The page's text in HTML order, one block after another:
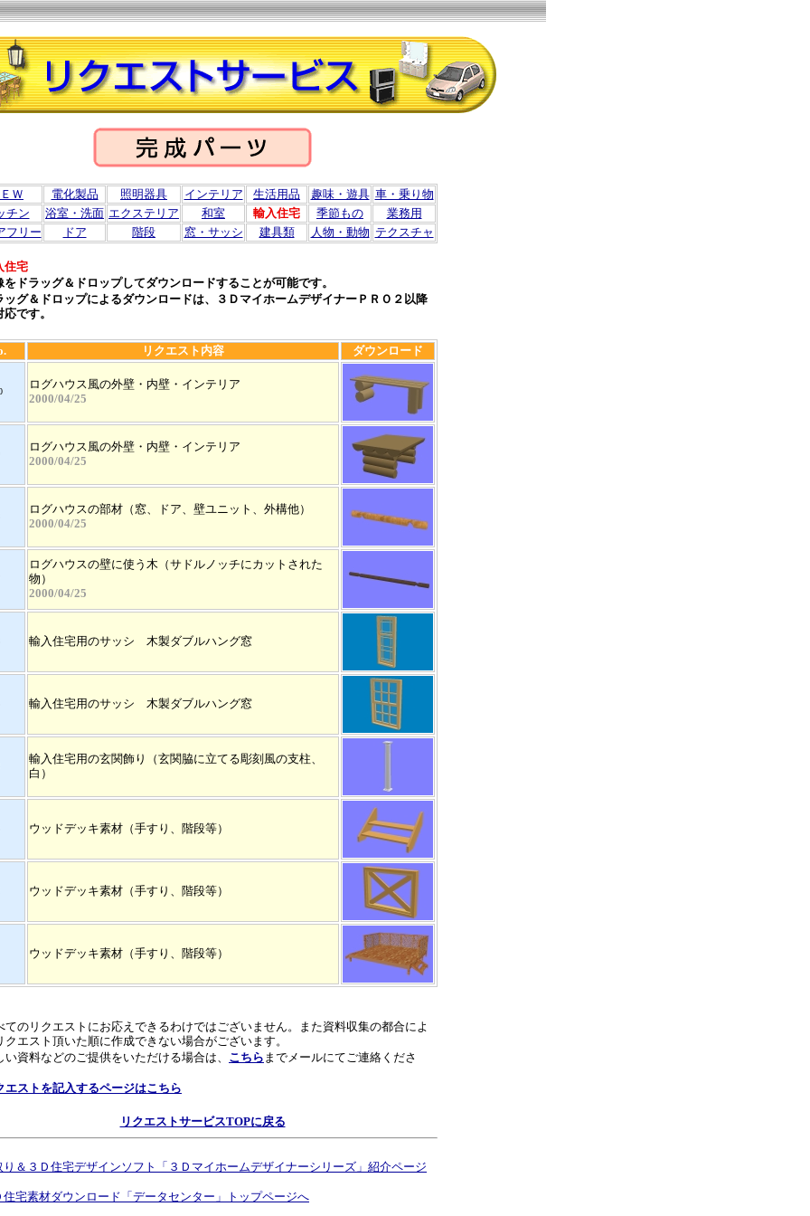
Ｗ 電化製品 照明器具 インテリア 生活用品 趣味・遊具 車・乗り物
チン
浴室・洗面 エクステリア 和室 輸入住宅 季節もの
業務用
フリー
ドア 階段 窓・サッシ 建具類 人物・動物 テクスチャ
住宅
をドラッグ＆ドロップしてダウンロードすることが可能です。
ッグ＆ドロップによるダウンロードは、３ＤマイホームデザイナーＰＲＯ２以降
です。
リクエスト内容 ダウンロード
ログハウス風の外壁・内壁・インテリア
2000/04/25
ログハウス風の外壁・内壁・インテリア
2000/04/25
ログハウスの部材（窓、ドア、壁ユニット、外構他）
2000/04/25
ログハウスの壁に使う木（サドルノッチにカットされた
物）
2000/04/25
輸入住宅用のサッシ 木製ダブルハング窓
輸入住宅用のサッシ 木製ダブルハング窓
輸入住宅用の玄関飾り（玄関脇に立てる彫刻風の支柱、
白）
ウッドデッキ素材（手すり、階段等）
ウッドデッキ素材（手すり、階段等）
ウッドデッキ素材（手すり、階段等）
てのリクエストにお応えできるわけではございません。また資料収集の都合によ
クエスト頂いた順に作成できない場合がございます。
い資料などのご提供をいただける場合は、 こちら までメールにてご連絡くださ
エストを記入するページはこちら
リクエストサービスTOPに戻る
り＆３Ｄ住宅デザインソフト「３Ｄマイホームデザイナーシリーズ」紹介ページ
住宅素材ダウンロード「データセンター」トップページへ